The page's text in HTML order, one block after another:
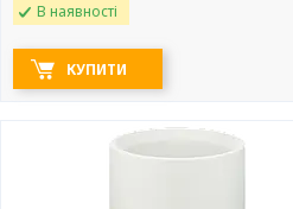
В наявності
КУПИТИ